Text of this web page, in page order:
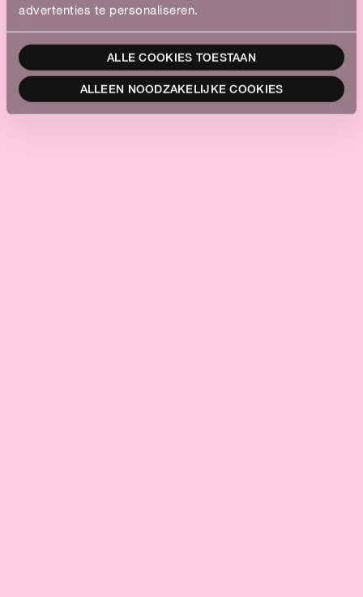
advertenties te personaliseren.
ALLE COOKIES TOESTAAN
ALLEEN NOODZAKELIJKE COOKIES